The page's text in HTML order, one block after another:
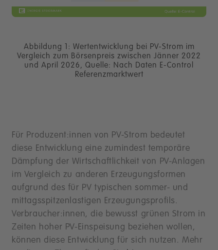
Abbildung 1: Wertentwicklung bei PV-Strom im
Vergleich zum Börsenpreis zwischen Jänner 2022
und April 2026, Quelle: Nach Daten E-Control
Referenzmarktwert
Für Produzent:innen von PV-Strom bedeutet
diese Entwicklung eine zumindest temporäre
Dämpfung der Wirtschaftlichkeit von PV-Anlagen
im Vergleich zu anderen Erzeugungsformen
aufgrund des für PV typischen sommer- und
mittagsspitzenlastigen Erzeugungsprofils.
Verbraucher:innen, die bewusst grünen Strom in
Zeiten hoher PV-Einspeisung beziehen wollen,
können diese Entwicklung für sich nutzen. Mehr